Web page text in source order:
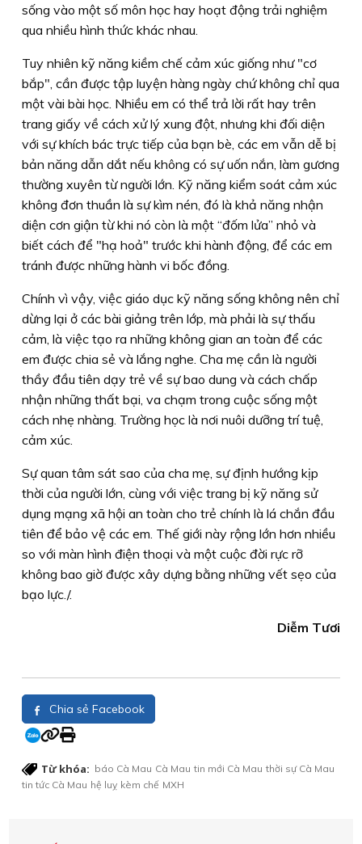
sống vào một số môn học hay hoạt động trải nghiệm
qua nhiều hình thức khác nhau.
Tuy nhiên kỹ năng kiềm chế cảm xúc giống như "cơ
bắp", cần được tập luyện hàng ngày chứ không chỉ qua
một vài bài học. Nhiều em có thể trả lời rất hay trên
trang giấy về cách xử lý xung đột, nhưng khi đối diện
với sự khích bác trực tiếp của bạn bè, các em vẫn dễ bị
bản năng dẫn dắt nếu không có sự uốn nắn, làm gương
thường xuyên từ người lớn. Kỹ năng kiểm soát cảm xúc
không đơn thuần là sự kìm nén, đó là khả năng nhận
diện cơn giận từ khi nó còn là một “đốm lửa” nhỏ và
biết cách để "hạ hoả" trước khi hành động, để các em
tránh được những hành vi bốc đồng.
Chính vì vậy, việc giáo dục kỹ năng sống không nên chỉ
dừng lại ở các bài giảng trên lớp, mà phải là sự thấu
cảm, là việc tạo ra những không gian an toàn để các
em được chia sẻ và lắng nghe. Cha mẹ cần là người
thầy đầu tiên dạy trẻ về sự bao dung và cách chấp
nhận những thất bại, va chạm trong cuộc sống một
cách nhẹ nhàng. Trường học là nơi nuôi dưỡng trí tuệ,
cảm xúc.
Sự quan tâm sát sao của cha mẹ, sự định hướng kịp
thời của người lớn, cùng với việc trang bị kỹ năng sử
dụng mạng xã hội an toàn cho trẻ chính là lá chắn đầu
tiên để bảo vệ các em. Thế giới này rộng lớn hơn nhiều
so với màn hình điện thoại và một cuộc đời rực rỡ
không bao giờ được xây dựng bằng những vết sẹo của
bạo lực./.
Diễm Tươi
Chia sẻ Facebook
Từ khóa: báo Cà Mau Cà Mau tin mới Cà Mau thời sự Cà Mau
tin tức Cà Mau hệ luỵ kèm chế MXH